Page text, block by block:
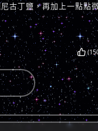
古丁鹽，再加上一點點